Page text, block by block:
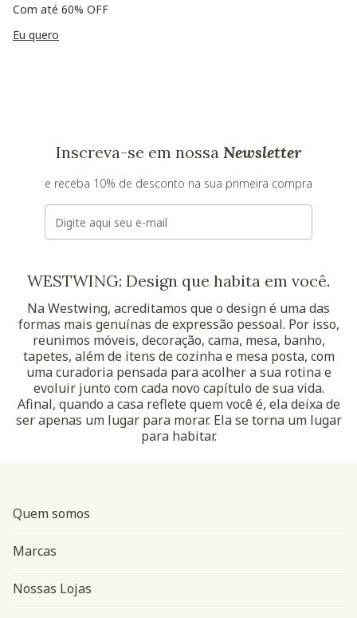
Com até 60% OFF
Eu quero
Inscreva-se em nossa Newsletter
e receba 10% de desconto na sua primeira compra
E-mail
WESTWING: Design que habita em você.
Na Westwing, acreditamos que o design é uma das
formas mais genuínas de expressão pessoal. Por isso,
reunimos móveis, decoração, cama, mesa, banho,
tapetes, além de itens de cozinha e mesa posta, com
uma curadoria pensada para acolher a sua rotina e
evoluir junto com cada novo capítulo de sua vida.
Afinal, quando a casa reflete quem você é, ela deixa de
ser apenas um lugar para morar. Ela se torna um lugar
para habitar.
Quem somos
Marcas
Nossas Lojas